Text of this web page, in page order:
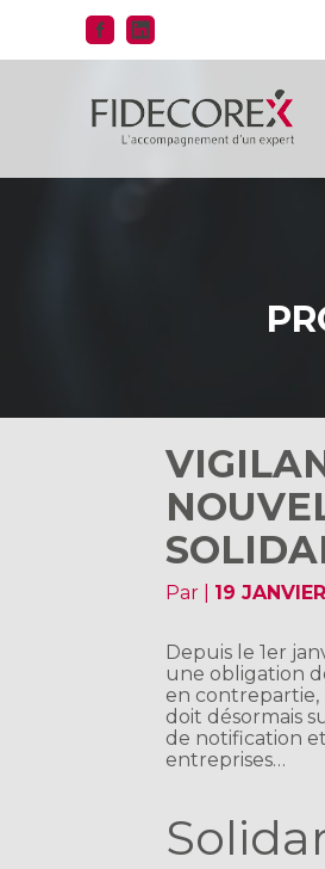
au
Par 19
Depuis le 1er
une obligation
en contrepartie,
doit désormais
de notification
entreprises…